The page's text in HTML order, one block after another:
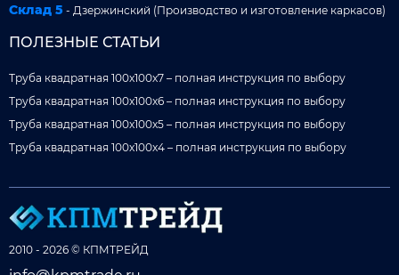
Склад 5 - Дзержинский (Производство и изготовление каркасов)
ПОЛЕЗНЫЕ СТАТЬИ
Труба квадратная 100x100x7 – полная инструкция по выбору
Труба квадратная 100x100x6 – полная инструкция по выбору
Труба квадратная 100x100x5 – полная инструкция по выбору
Труба квадратная 100x100x4 – полная инструкция по выбору
2010 - 2026 © КПМТРЕЙД